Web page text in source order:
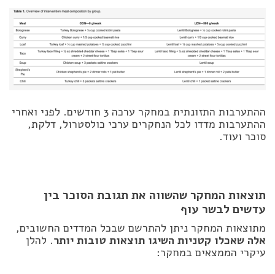
ההתערבות התזונתית במחקר ערכה 3 חודשים. לפני ואחרי
ההתערבות מדדו לכל הנחקרים ערכי כולסטרול, דלקת,
סוכר ועוד.
תוצאות המחקר שהשווה את תגובת הסוכר בין
עדשים לבשר עוף
מתוצאות המחקר ניתן להתרשם שבכל המדדים החשובים,
אלה שאכלו קטניות השיגו תוצאות טובות יותר. להלן
עיקרי הממצאים במחקר: